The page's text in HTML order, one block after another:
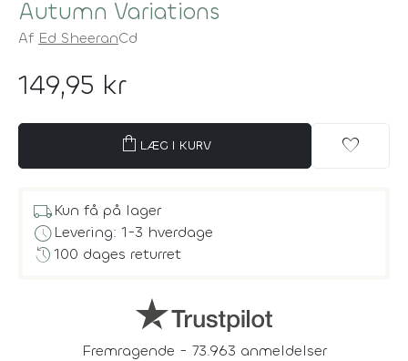
Autumn Variations
Af Ed SheeranCd
149,95 kr
shopping_bag LÆG I KURV favorite
local_shippingKun få på lager
scheduleLevering: 1-3 hverdage
history100 dages returret
Fremragende - 73.963 anmeldelser